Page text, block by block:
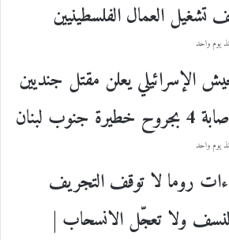
تشغيل العمال الفلسطينيين
يوم واحد
الإسرائيلي يعلن مقتل جنديين
خطيرة جنوب لبنان
يوم واحد
روما لا توقف التجريف
ولا تعجّل الانسحاب |